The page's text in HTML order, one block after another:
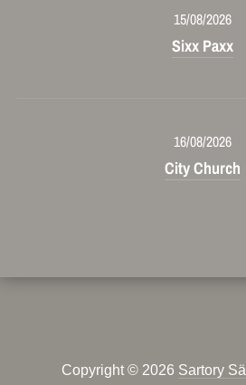
15/08/2026
Sixx Paxx
16/08/2026
City Church
Copyright © 2026 Sartory